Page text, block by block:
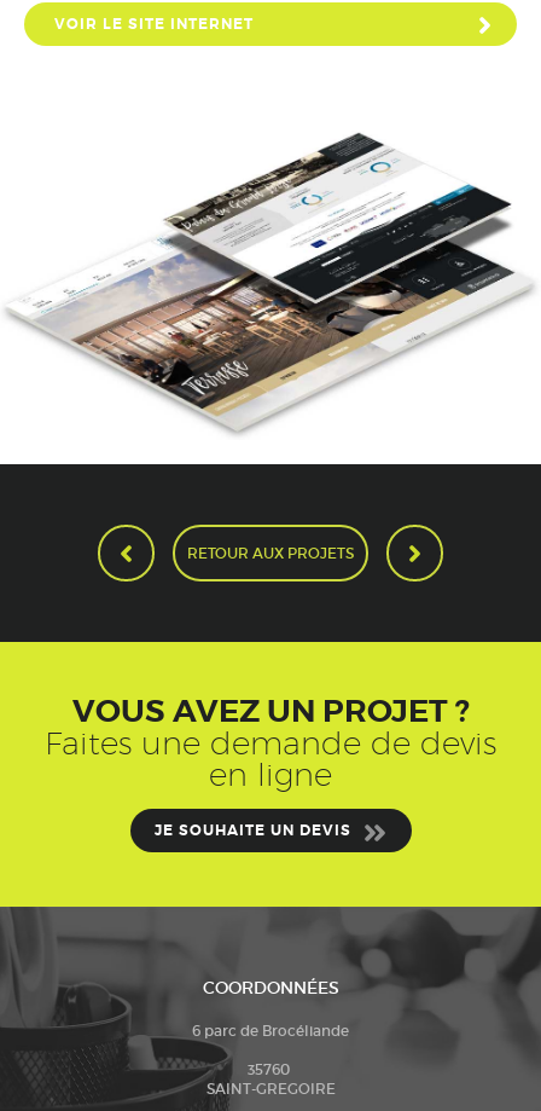
VOIR LE SITE INTERNET
RETOUR AUX PROJETS
VOUS AVEZ UN PROJET ?
Faites une demande de devis
en ligne
JE SOUHAITE UN DEVIS
COORDONNÉES
6 parc de Brocéliande
35760
SAINT-GREGOIRE